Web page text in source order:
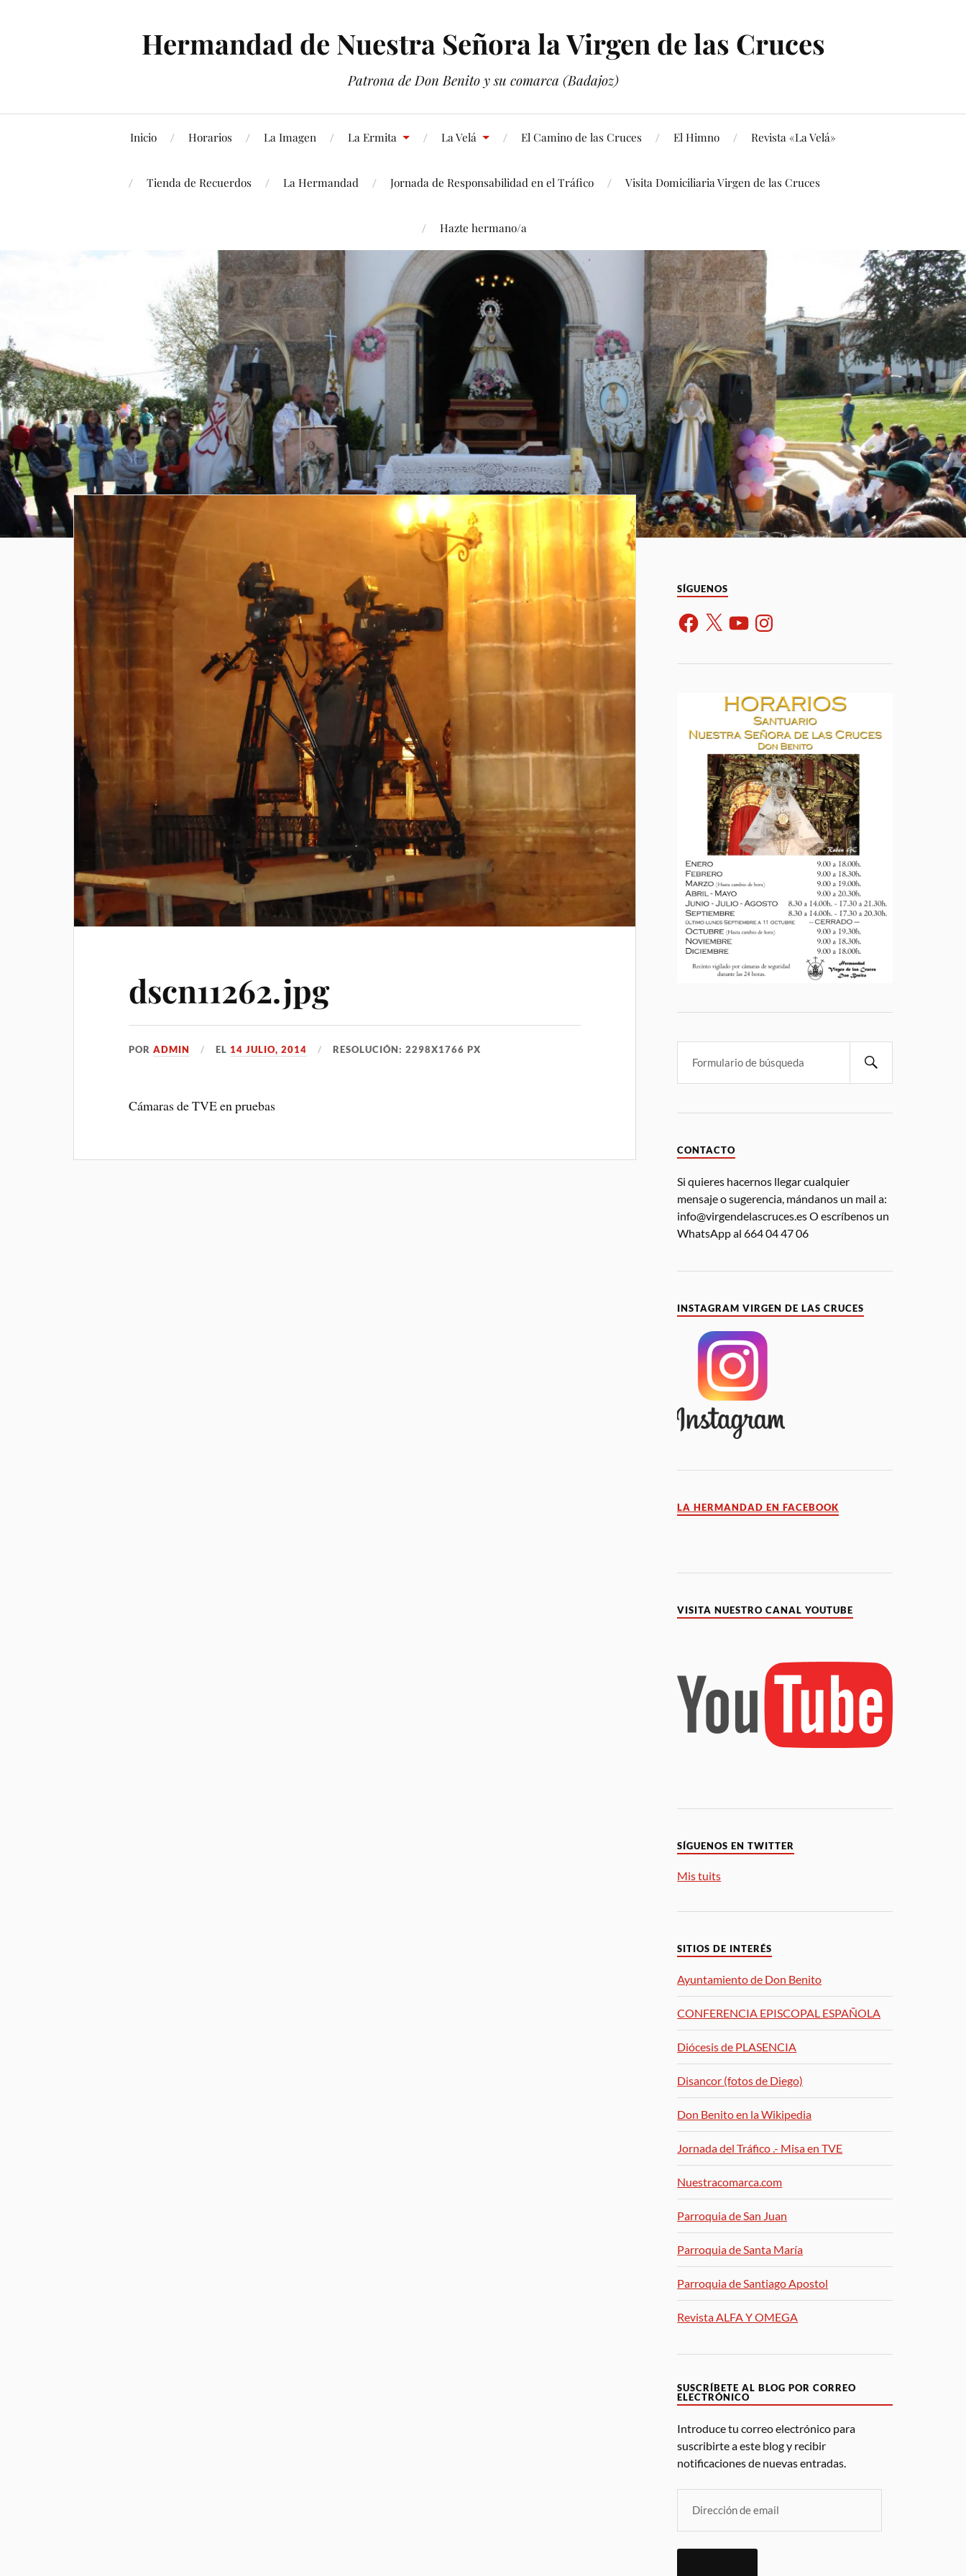
Hermandad de Nuestra Señora la Virgen de las Cruces
Patrona de Don Benito y su comarca (Badajoz)
Inicio Horarios La Imagen La Ermita La Velá El Camino de las Cruces El Himno Revista «La Velá»
Tienda de Recuerdos La Hermandad Jornada de Responsabilidad en el Tráfico Visita Domiciliaria Virgen de las Cruces
Hazte hermano/a
dscn11262.jpg
PORADMIN EL 14 JULIO, 2014 RESOLUCIÓN: 2298X1766 PX
Cámaras de TVE en pruebas
SÍGUENOS
CONTACTO
Si quieres hacernos llegar cualquier
mensaje o sugerencia, mándanos un mail a:
info@virgendelascruces.es O escríbenos un
WhatsApp al 664 04 47 06
INSTAGRAM VIRGEN DE LAS CRUCES
LA HERMANDAD EN FACEBOOK
VISITA NUESTRO CANAL YOUTUBE
SÍGUENOS EN TWITTER
Mis tuits
SITIOS DE INTERÉS
Ayuntamiento de Don Benito
CONFERENCIA EPISCOPAL ESPAÑOLA
Diócesis de PLASENCIA
Disancor (fotos de Diego)
Don Benito en la Wikipedia
Jornada del Tráfico .- Misa en TVE
Nuestracomarca.com
Parroquia de San Juan
Parroquia de Santa María
Parroquia de Santiago Apostol
Revista ALFA Y OMEGA
SUSCRÍBETE AL BLOG POR CORREO
ELECTRÓNICO
Introduce tu correo electrónico para
suscribirte a este blog y recibir
notificaciones de nuevas entradas.